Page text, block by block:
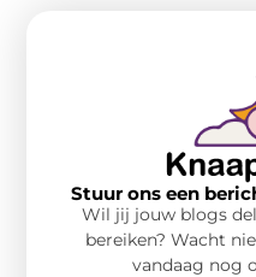
Stuur ons een
Wil jij jouw blogs
bereiken? Wacht
vandaag nog